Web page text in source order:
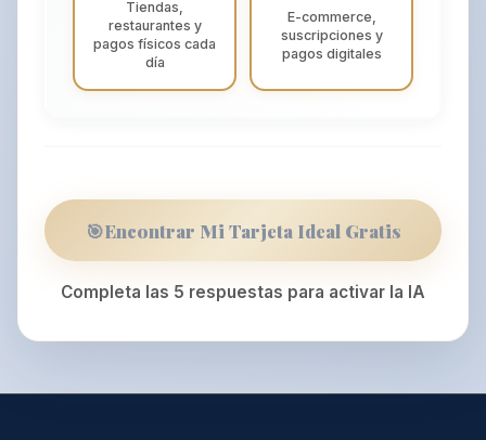
Tiendas,
restaurantes y
pagos físicos cada
día
E-commerce,
suscripciones y
pagos digitales
🎯Encontrar Mi Tarjeta Ideal Gratis
Completa las 5 respuestas para activar la IA